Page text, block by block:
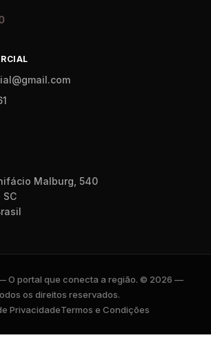
Malburg, 540
O portal que conecta a região. © 2026 —
os direitos reservados.
PrivacidadeTermos e Condições